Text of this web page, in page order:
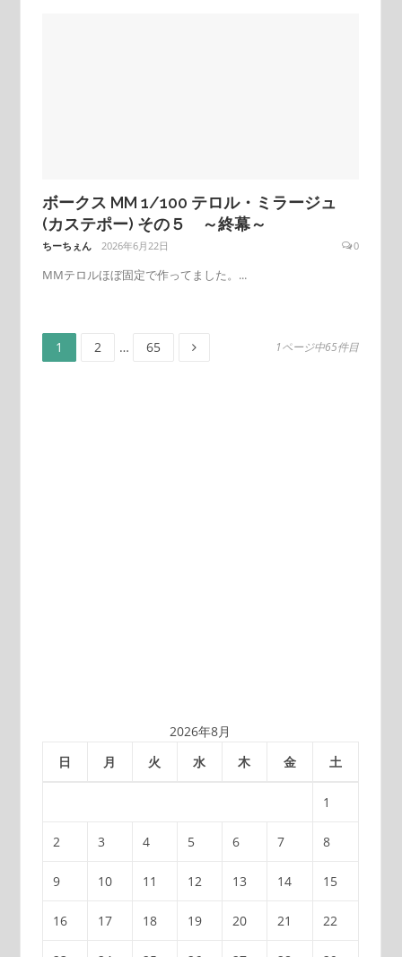
ボークス MM 1/100 テロル・ミラージュ
(カステポー) その５ ～終幕～
ちーちぇん 2026年6月22日 0
MMテロルほぼ固定で作ってました。...
投
ペ
ー
1
ー
2 …
ー
65 1ページ中65件目
2026年8月
日
月 火 水 木 金 土
1
2 3 4 5 6 7 8
9 10 11 12 13 14 15
16 17 18 19 20 21 22